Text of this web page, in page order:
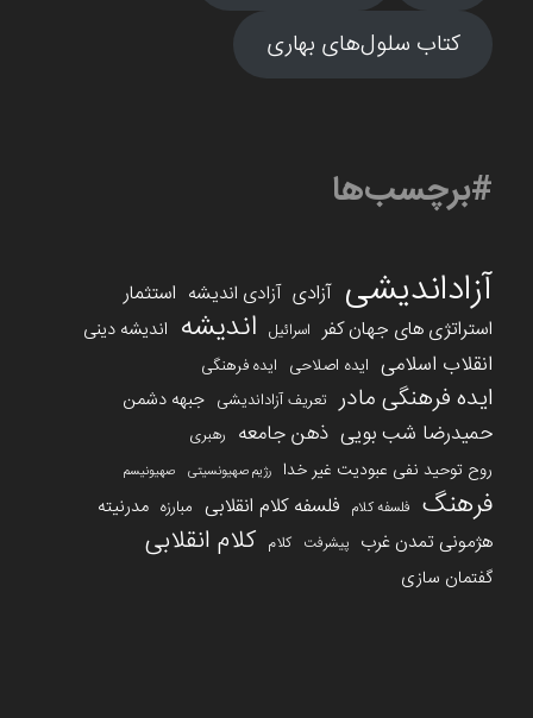
کتاب سلول‌های بهاری
#برچسب‌ها
آزاداندیشی آزادی آزادی اندیشه استثمار
استراتژی های جهان کفر اسرائیل اندیشه اندیشه دینی
انقلاب اسلامی ایده اصلاحی ایده فرهنگی
ایده فرهنگی مادر تعریف آزاداندیشی جبهه دشمن
حمیدرضا شب بویی ذهن جامعه رهبری
روح توحید نفی عبودیت غیر خدا رژیم صهیونسیتی صهیونیسم
فرهنگ فلسفه کلام فلسفه کلام انقلابی مبارزه مدرنیته
هژمونی تمدن غرب پیشرفت کلام کلام انقلابی
گفتمان سازی